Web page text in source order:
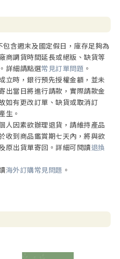
含週末及國定假日，庫存足夠為
商調貨時間延長或絕版、缺貨等
詳細請點選常見訂單問題 。
立時，銀行預先授權金額，並未
出當日將進行請款，實際請款金
如有更改訂單、缺貨或取消訂
生。
人因素欲辦理退貨，請維持產品
收到商品鑑賞期七天內，將與欲
原出貨單寄回。詳細可閱讀退換
海外訂購常見問題 。